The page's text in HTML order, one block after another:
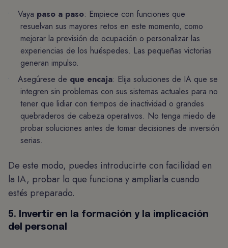
Vaya paso a paso: Empiece con funciones que
resuelvan sus mayores retos en este momento, como
mejorar la previsión de ocupación o personalizar las
experiencias de los huéspedes. Las pequeñas victorias
generan impulso.
Asegúrese de que encaja: Elija soluciones de IA que se
integren sin problemas con sus sistemas actuales para no
tener que lidiar con tiempos de inactividad o grandes
quebraderos de cabeza operativos. No tenga miedo de
probar soluciones antes de tomar decisiones de inversión
serias.
De este modo, puedes introducirte con facilidad en
la IA, probar lo que funciona y ampliarla cuando
estés preparado.
5. Invertir en la formación y la implicación
del personal